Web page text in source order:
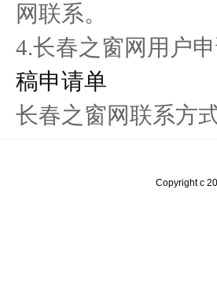
网联系。
4.长春之窗网用户
稿申请单
长春之窗网联系方式
Copyright c